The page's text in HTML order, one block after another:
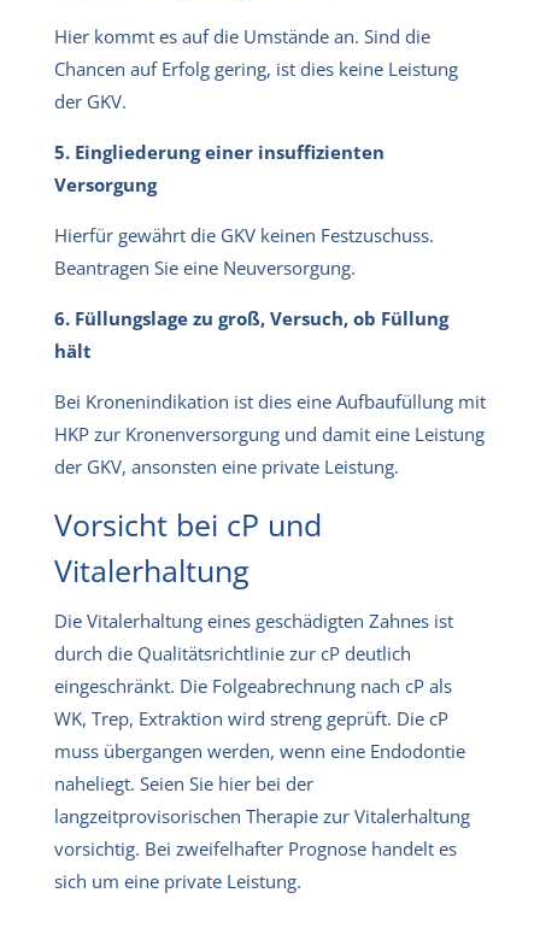
Hier kommt es auf die Umstände an. Sind die
Chancen auf Erfolg gering, ist dies keine Leistung
der GKV.
5. Eingliederung einer insuffizienten
Versorgung
Hierfür gewährt die GKV keinen Festzuschuss.
Beantragen Sie eine Neuversorgung.
6. Füllungslage zu groß, Versuch, ob Füllung
hält
Bei Kronenindikation ist dies eine Aufbaufüllung mit
HKP zur Kronenversorgung und damit eine Leistung
der GKV, ansonsten eine private Leistung.
Vorsicht bei cP und
Vitalerhaltung
Die Vitalerhaltung eines geschädigten Zahnes ist
durch die Qualitätsrichtlinie zur cP deutlich
eingeschränkt. Die Folgeabrechnung nach cP als
WK, Trep, Extraktion wird streng geprüft. Die cP
muss übergangen werden, wenn eine Endodontie
naheliegt. Seien Sie hier bei der
langzeitprovisorischen Therapie zur Vitalerhaltung
vorsichtig. Bei zweifelhafter Prognose handelt es
sich um eine private Leistung.